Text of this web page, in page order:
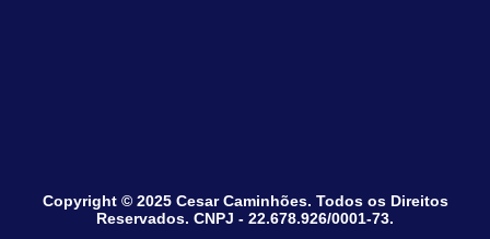
Copyright © 2025 Cesar Caminhões. Todos os Direitos
Reservados. CNPJ - 22.678.926/0001-73.